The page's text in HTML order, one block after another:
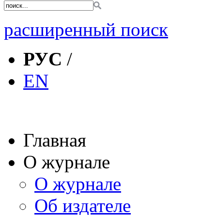
расширенный поиск
РУС /
EN
Главная
О журнале
О журнале
Об издателе